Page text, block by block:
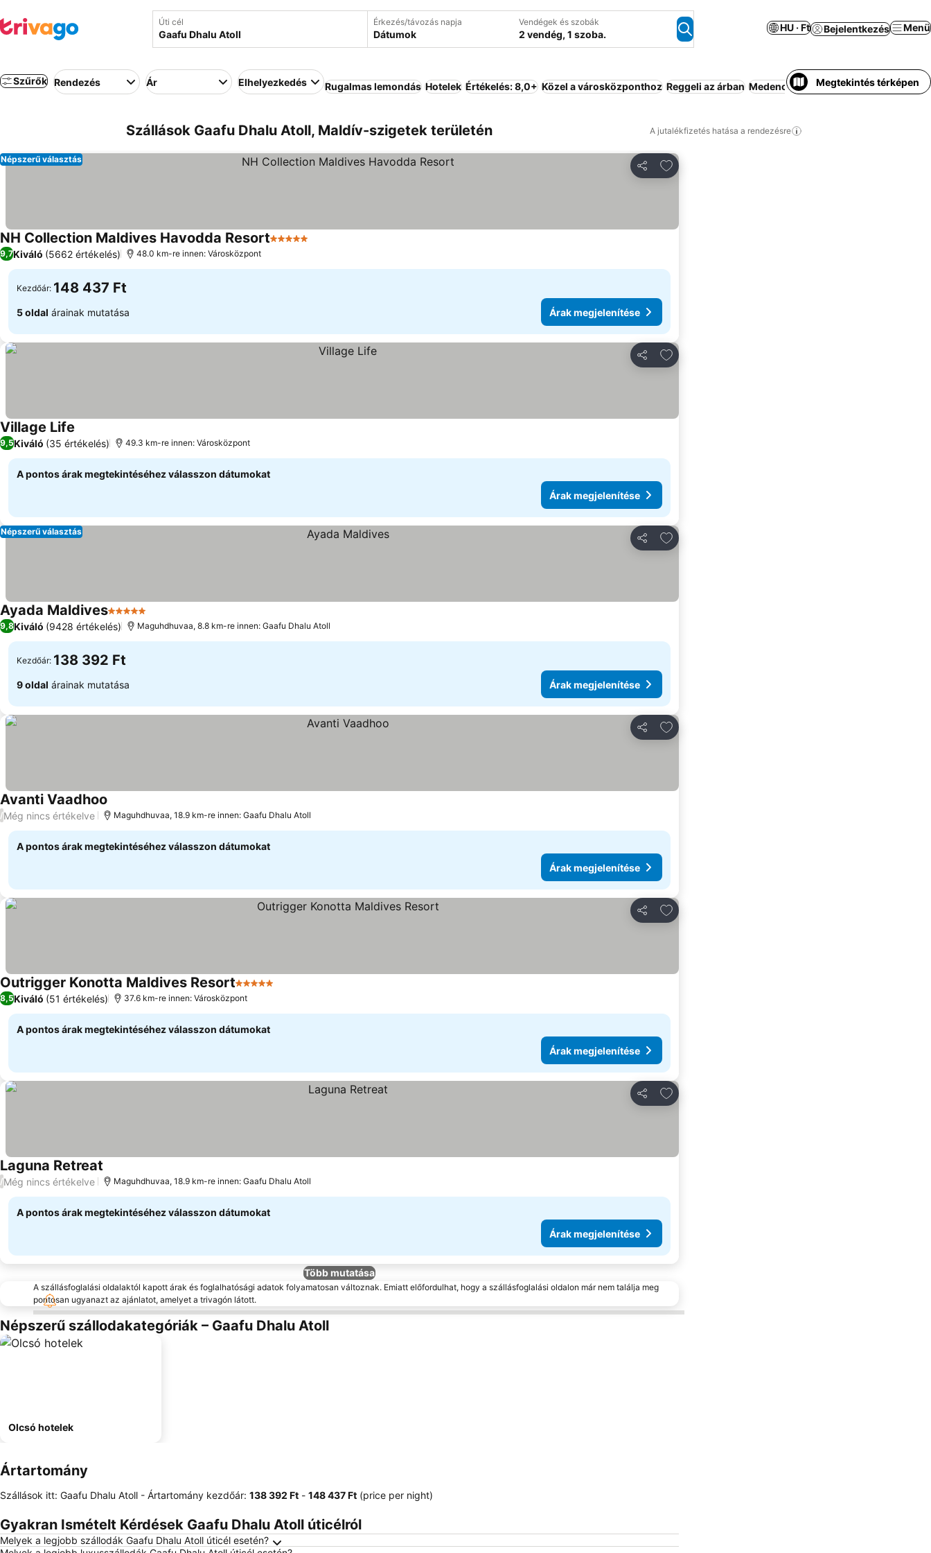
Úti cél Érkezés/távozás napja
Dátumok
Vendégek és szobák
2 vendég, 1 szoba.
HU · Ft Bejelentkezés Menü
Szűrők Rendezés Ár Elhelyezkedés Rugalmas lemondás Hotelek Értékelés: 8,0+ Közel a városközponthoz Reggeli az árban Medence All-inclusive Parkoló
Megtekintés térképen
Szállások Gaafu Dhalu Atoll, Maldív-szigetek területén A jutalékfizetés hatása a rendezésre
Megosztás
Hozzáadás a kedvencekhez
Népszerű választás
NH Collection Maldives Havodda Resort5 Kategória
9,7Kiváló (5662 értékelés) 48.0 km-re innen: Városközpont
Kezdőár: 148 437 Ft
5 oldal árainak mutatása Árak megjelenítése
Megosztás
Hozzáadás a kedvencekhez
Village Life Árak megjelenítése
9,5Kiváló (35 értékelés) 49.3 km-re innen: Városközpont
A pontos árak megtekintéséhez válasszon dátumokat
Árak megjelenítése
Megosztás
Hozzáadás a kedvencekhez
Népszerű választás
Ayada Maldives5 Kategória
9,8Kiváló (9428 értékelés) Maguhdhuvaa, 8.8 km-re innen: Gaafu Dhalu Atoll
Kezdőár: 138 392 Ft
9 oldal árainak mutatása Árak megjelenítése
Megosztás
Hozzáadás a kedvencekhez
Avanti VaadhooÁrak megjelenítése
/Még nincs értékelve Maguhdhuvaa, 18.9 km-re innen: Gaafu Dhalu Atoll
A pontos árak megtekintéséhez válasszon dátumokat
Árak megjelenítése
Megosztás
Hozzáadás a kedvencekhez
Outrigger Konotta Maldives Resort5 Kategória
8,5Kiváló (51 értékelés) 37.6 km-re innen: Városközpont
A pontos árak megtekintéséhez válasszon dátumokat
Árak megjelenítése
Megosztás
Hozzáadás a kedvencekhez
Laguna Retreat Árak megjelenítése
/Még nincs értékelve Maguhdhuvaa, 18.9 km-re innen: Gaafu Dhalu Atoll
A pontos árak megtekintéséhez válasszon dátumokat
Árak megjelenítése
Több mutatása
A szállásfoglalási oldalaktól kapott árak és foglalhatósági adatok folyamatosan változnak. Emiatt előfordulhat, hogy a szállásfoglalási oldalon már nem találja meg
pontosan ugyanazt az ajánlatot, amelyet a trivagón látott.
Népszerű szállodakategóriák – Gaafu Dhalu Atoll
Olcsó hotelek
Ártartomány
Szállások itt: Gaafu Dhalu Atoll - Ártartomány kezdőár: ‎138 392 Ft - ‎148 437 Ft (price per night)
Gyakran Ismételt Kérdések Gaafu Dhalu Atoll úticélról
Melyek a legjobb szállodák Gaafu Dhalu Atoll úticél esetén?